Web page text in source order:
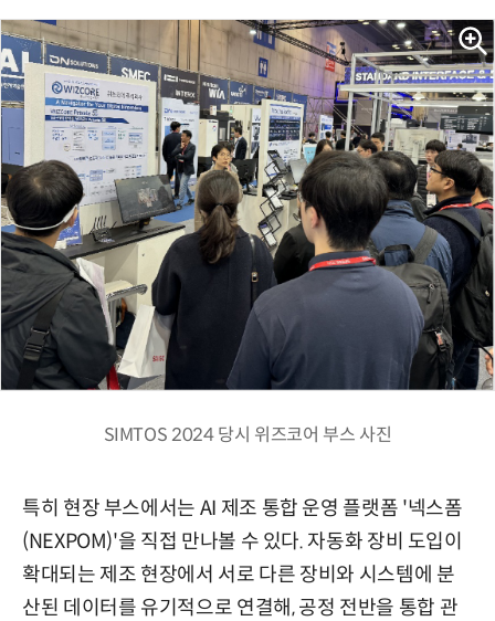
SIMTOS 2024 당시 위즈코어 부스 사진
특히 현장 부스에서는 AI 제조 통합 운영 플랫폼 '넥스폼
(NEXPOM)'을 직접 만나볼 수 있다. 자동화 장비 도입이
확대되는 제조 현장에서 서로 다른 장비와 시스템에 분
산된 데이터를 유기적으로 연결해, 공정 전반을 통합 관